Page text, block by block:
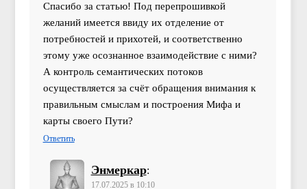
Спасибо за статью! Под перепрошивкой
желаний имеется ввиду их отделение от
потребностей и прихотей, и соответственно
этому уже осознанное взаимодействие с ними?
А контроль семантических потоков
осуществляется за счёт обращения внимания к
правильным смыслам и построения Мифа и
карты своего Пути?
Ответить
Энмеркар:
17.07.2025 в 10:10